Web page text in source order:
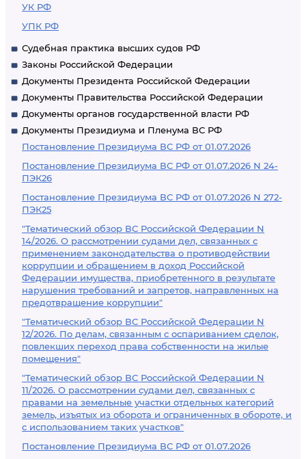
УК РФ
УПК РФ
Судебная практика высших судов РФ
Законы Российской Федерации
Документы Президента Российской Федерации
Документы Правительства Российской Федерации
Документы органов государственной власти РФ
Документы Президиума и Пленума ВС РФ
Постановление Президиума ВС РФ от 01.07.2026
Постановление Президиума ВС РФ от 01.07.2026 N 24-
ПЭК26
Постановление Президиума ВС РФ от 01.07.2026 N 272-
ПЭК25
"Тематический обзор ВС Российской Федерации N
14/2026. О рассмотрении судами дел, связанных с
применением законодательства о противодействии
коррупции и обращением в доход Российской
Федерации имущества, приобретенного в результате
нарушения требований и запретов, направленных на
предотвращение коррупции"
"Тематический обзор ВС Российской Федерации N
12/2026. По делам, связанным с оспариванием сделок,
повлекших переход права собственности на жилые
помещения"
"Тематический обзор ВС Российской Федерации N
11/2026. О рассмотрении судами дел, связанных с
правами на земельные участки отдельных категорий
земель, изъятых из оборота и ограниченных в обороте, и
с использованием таких участков"
Постановление Президиума ВС РФ от 01.07.2026